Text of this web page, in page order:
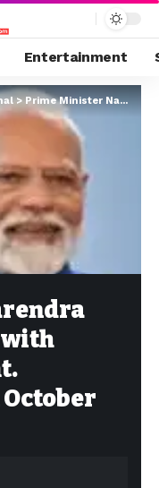
Entertainment
>Prime Minister Narendra Modi will interact with ‘Lakhpati Didi’ Smt. Mankuwari Bai on October 2…